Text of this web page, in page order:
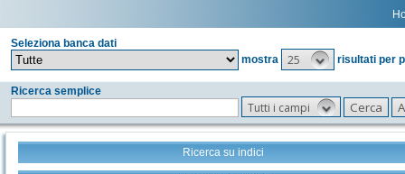
Seleziona banca dati
mostra
25 risultati per
Ricerca semplice
Tutti i campi
Ricerca su indici